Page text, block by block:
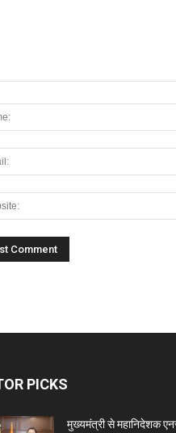
PICKS
मुख्यमंत्री से महानिदेशक